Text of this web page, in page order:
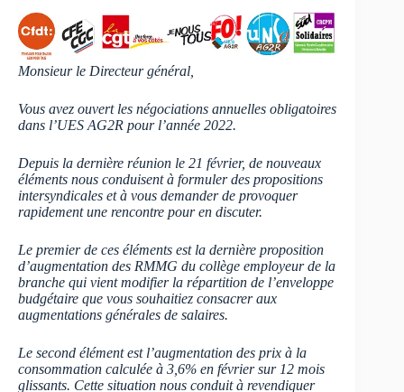
Monsieur le Directeur général,
Vous avez ouvert les négociations annuelles obligatoires
dans l’UES AG2R pour l’année 2022.
Depuis la dernière réunion le 21 février, de nouveaux
éléments nous conduisent à formuler des propositions
intersyndicales et à vous demander de provoquer
rapidement une rencontre pour en discuter.
Le premier de ces éléments est la dernière proposition
d’augmentation des RMMG du collège employeur de la
branche qui vient modifier la répartition de l’enveloppe
budgétaire que vous souhaitiez consacrer aux
augmentations générales de salaires.
Le second élément est l’augmentation des prix à la
consommation calculée à 3,6% en février sur 12 mois
glissants. Cette situation nous conduit à revendiquer